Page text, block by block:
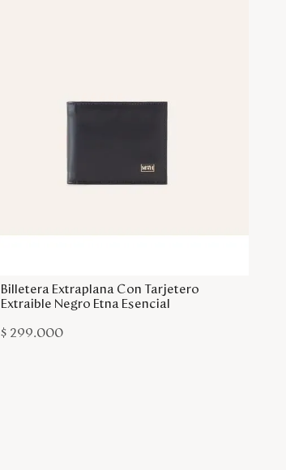
Billetera Extraplana Con Tarjetero
Extraible Negro Etna Esencial
$ 299.000